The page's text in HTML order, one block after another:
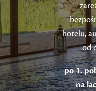
hotelu,
od
po 1.
na